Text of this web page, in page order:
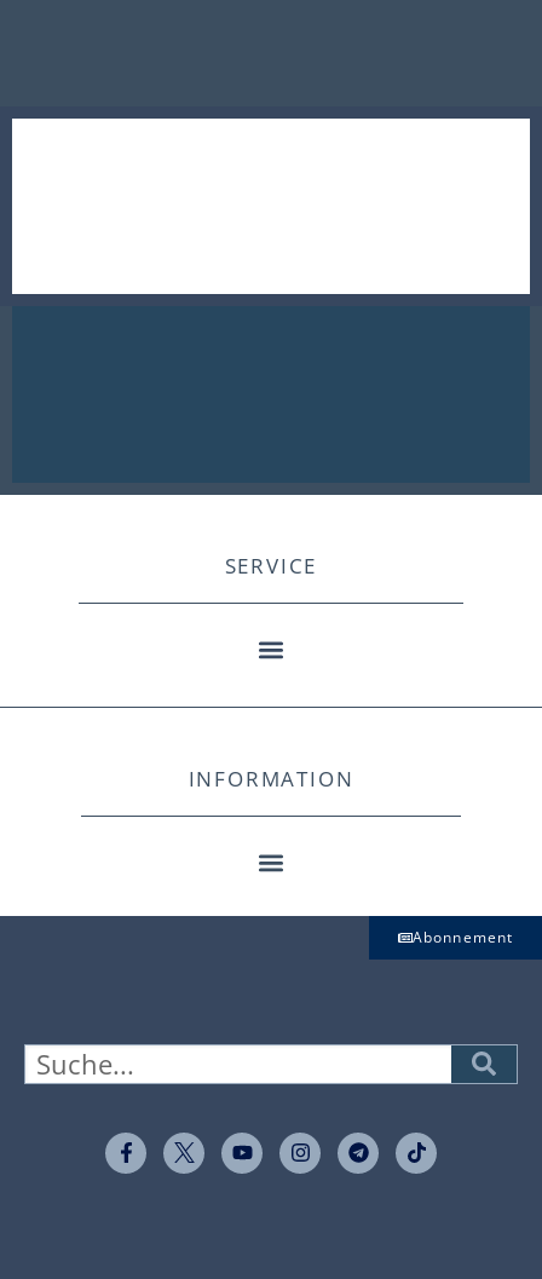
SERVICE
INFORMATION
Abonnement